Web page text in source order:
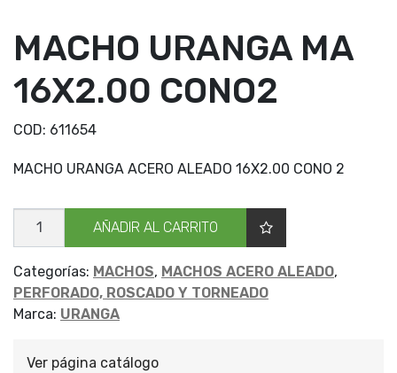
MACHO URANGA MA
16X2.00 CONO2
COD: 611654
MACHO URANGA ACERO ALEADO 16X2.00 CONO 2
MACHO
URANGA
MA
CONO2
cantidad
AÑADIR AL CARRITO
Categorías: MACHOS, MACHOS ACERO ALEADO,
PERFORADO, ROSCADO Y TORNEADO
Marca: URANGA
Ver página catálogo